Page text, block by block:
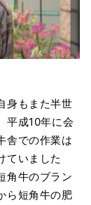
身もまた半世
平成10年に会
舎での作業は
ていました
角牛のブラン
ら短角牛の肥